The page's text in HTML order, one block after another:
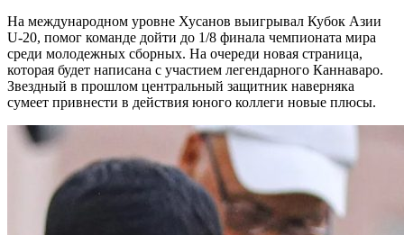
На международном уровне Хусанов выигрывал Кубок Азии
U-20, помог команде дойти до 1/8 финала чемпионата мира
среди молодежных сборных. На очереди новая страница,
которая будет написана с участием легендарного Каннаваро.
Звездный в прошлом центральный защитник наверняка
сумеет привнести в действия юного коллеги новые плюсы.